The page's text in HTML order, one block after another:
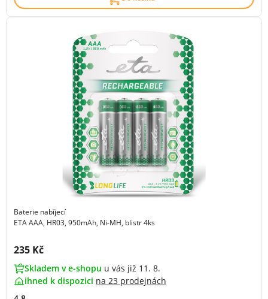
Baterie nabíjecí
ETA AAA, HR03, 950mAh, Ni-MH, blistr 4ks
Cena s DPH:
235 Kč
Skladem v e-shopu u vás již 11. 8.
ihned k dispozici na 23 prodejnách